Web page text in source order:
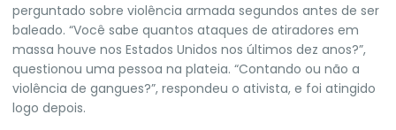
perguntado sobre violência armada segundos antes de ser
baleado. “Você sabe quantos ataques de atiradores em
massa houve nos Estados Unidos nos últimos dez anos?”,
questionou uma pessoa na plateia. “Contando ou não a
violência de gangues?”, respondeu o ativista, e foi atingido
logo depois.